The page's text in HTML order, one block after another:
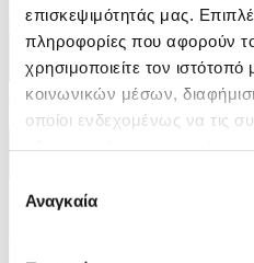
επισκεψιμότητάς μας.
πληροφορίες που αφορούν
χρησιμοποιείτε τον
κοινωνικών μέσων,
οποίοι ενδεχομένως να τις
των υπηρεσιών τους.
συγκατάθεσης
Αναγκαία
28/07/2026 10:47
Η επόμενη μέρα στην Αγία